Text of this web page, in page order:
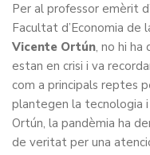
Per al professor emèrit
Facultat d’Economia de
Vicente Ortún, no hi ha
estan en crisi i va
com a principals reptes
plantegen la tecnologia
Ortún, la pandèmia ha
de veritat per una